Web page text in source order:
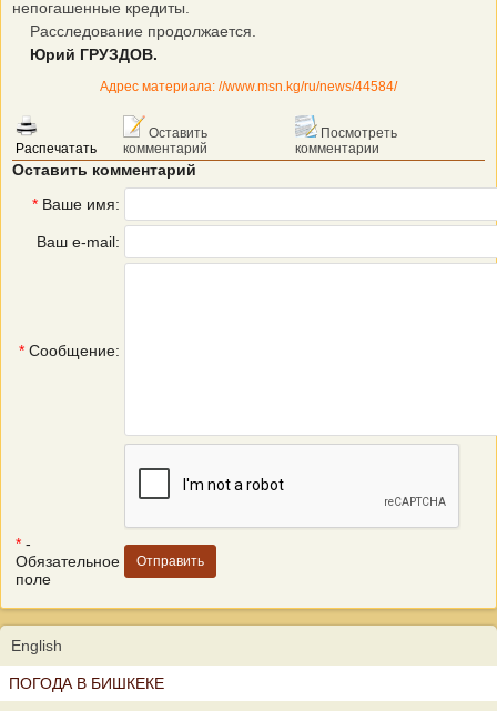
непогашенные кредиты.
Расследование продолжается.
Юрий ГРУЗДОВ.
Адрес материала: //www.msn.kg/ru/news/44584/
Распечатать
Оставить
комментарий
Посмотреть
комментарии
Оставить комментарий
* Ваше имя:
Ваш e-mail:
* Сообщение:
* -
Обязательное
поле
English
ПОГОДА В БИШКЕКЕ